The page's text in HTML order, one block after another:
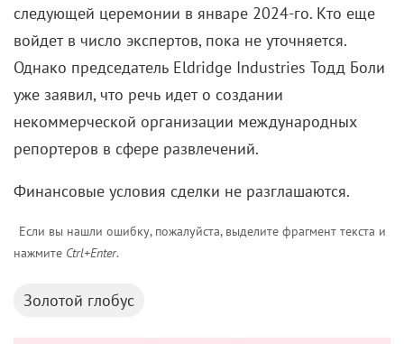
следующей церемонии в январе 2024-го. Кто еще
войдет в число экспертов, пока не уточняется.
Однако председатель Eldridge Industries Тодд Боли
уже заявил, что речь идет о создании
некоммерческой организации международных
репортеров в сфере развлечений.
Финансовые условия сделки не разглашаются.
Если вы нашли ошибку, пожалуйста, выделите фрагмент текста и
нажмите Ctrl+Enter.
Золотой глобус